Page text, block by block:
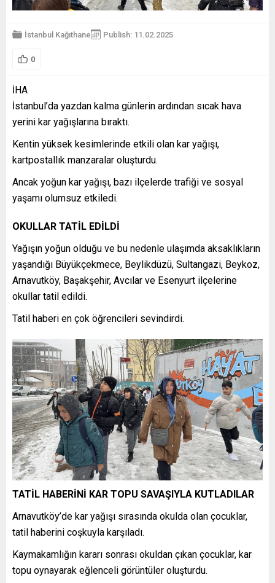
İstanbul Kağıthane Publish: 11.02.2025
0
İHA
İstanbul’da yazdan kalma günlerin ardından sıcak hava
yerini kar yağışlarına bıraktı.
Kentin yüksek kesimlerinde etkili olan kar yağışı,
kartpostallık manzaralar oluşturdu.
Ancak yoğun kar yağışı, bazı ilçelerde trafiği ve sosyal
yaşamı olumsuz etkiledi.
OKULLAR TATİL EDİLDİ
Yağışın yoğun olduğu ve bu nedenle ulaşımda aksaklıkların
yaşandığı Büyükçekmece, Beylikdüzü, Sultangazi, Beykoz,
Arnavutköy, Başakşehir, Avcılar ve Esenyurt ilçelerine
okullar tatil edildi.
Tatil haberi en çok öğrencileri sevindirdi.
TATİL HABERİNİ KAR TOPU SAVAŞIYLA KUTLADILAR
Arnavutköy’de kar yağışı sırasında okulda olan çocuklar,
tatil haberini coşkuyla karşıladı.
Kaymakamlığın kararı sonrası okuldan çıkan çocuklar, kar
topu oynayarak eğlenceli görüntüler oluşturdu.